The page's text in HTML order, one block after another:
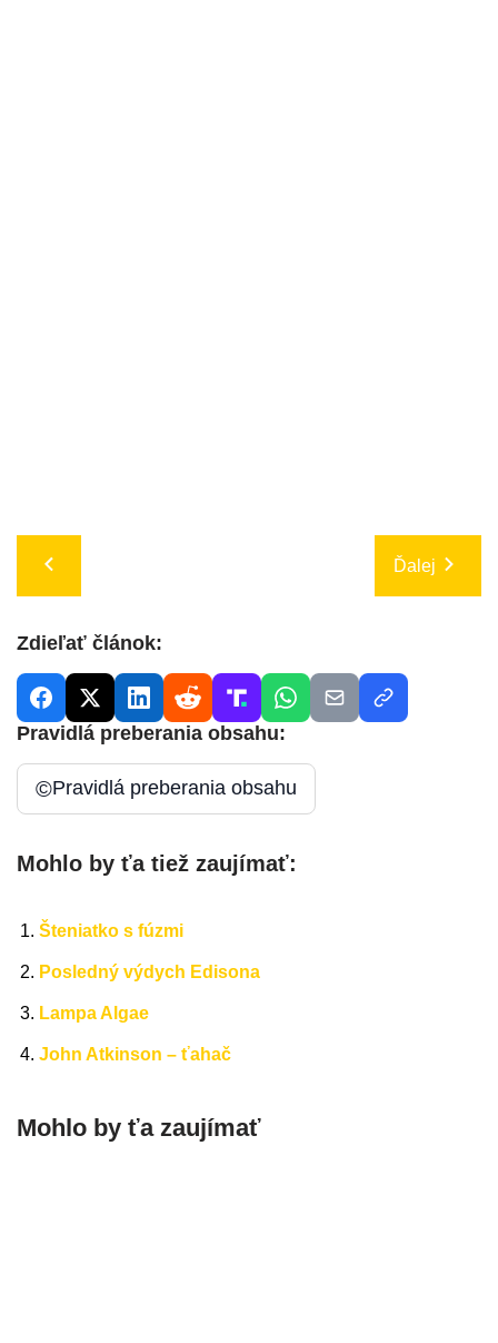
Ďalej
Zdieľať článok:
Pravidlá preberania obsahu:
©Pravidlá preberania obsahu
Mohlo by ťa tiež zaujímať:
Šteniatko s fúzmi
Posledný výdych Edisona
Lampa Algae
John Atkinson – ťahač
Mohlo by ťa zaujímať